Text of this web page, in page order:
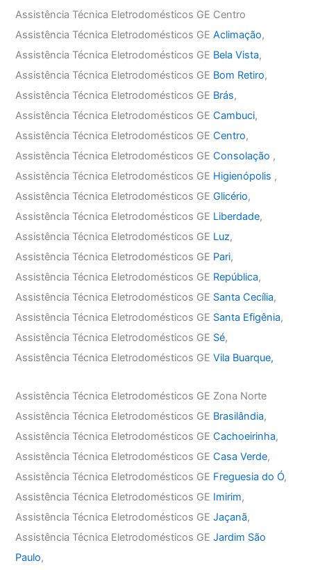
Assistência Técnica Eletrodomésticos GE Centro
Assistência Técnica Eletrodomésticos GEAclimação,
Assistência Técnica Eletrodomésticos GE Bela Vista,
Assistência Técnica Eletrodomésticos GE Bom Retiro,
Assistência Técnica Eletrodomésticos GE Brás,
Assistência Técnica Eletrodomésticos GECambuci,
Assistência Técnica Eletrodomésticos GECentro,
Assistência Técnica Eletrodomésticos GEConsolação ,
Assistência Técnica Eletrodomésticos GE Higienópolis ,
Assistência Técnica Eletrodomésticos GEGlicério,
Assistência Técnica Eletrodomésticos GE Liberdade,
Assistência Técnica Eletrodomésticos GE Luz,
Assistência Técnica Eletrodomésticos GE Pari,
Assistência Técnica Eletrodomésticos GE República,
Assistência Técnica Eletrodomésticos GE Santa Cecília,
Assistência Técnica Eletrodomésticos GE Santa Efigênia,
Assistência Técnica Eletrodomésticos GE Sé,
Assistência Técnica Eletrodomésticos GEVila Buarque,
Assistência Técnica Eletrodomésticos GE Zona Norte
Assistência Técnica Eletrodomésticos GE Brasilândia,
Assistência Técnica Eletrodomésticos GECachoeirinha,
Assistência Técnica Eletrodomésticos GECasa Verde,
Assistência Técnica Eletrodomésticos GE Freguesia do Ó,
Assistência Técnica Eletrodomésticos GE Imirim,
Assistência Técnica Eletrodomésticos GEJaçanã,
Assistência Técnica Eletrodomésticos GEJardim São
Paulo,